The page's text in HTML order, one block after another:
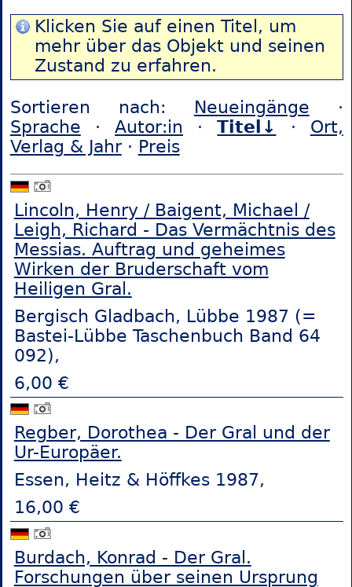
Klicken Sie auf einen Titel, um
mehr über das Objekt und seinen
Zustand zu erfahren.
Sortieren nach: Neueingänge ·
Sprache ·Autor:in ·Titel↓ · Ort,
Verlag & Jahr· Preis
Lincoln, Henry / Baigent, Michael /
Leigh, Richard - Das Vermächtnis des
Messias. Auftrag und geheimes
Wirken der Bruderschaft vom
Heiligen Gral.
Bergisch Gladbach, Lübbe 1987 (=
Bastei-Lübbe Taschenbuch Band 64
092),
6,00 €
Regber, Dorothea - Der Gral und der
Ur-Europäer.
Essen, Heitz & Höffkes 1987,
16,00 €
Burdach, Konrad - Der Gral.
Forschungen über seinen Ursprung